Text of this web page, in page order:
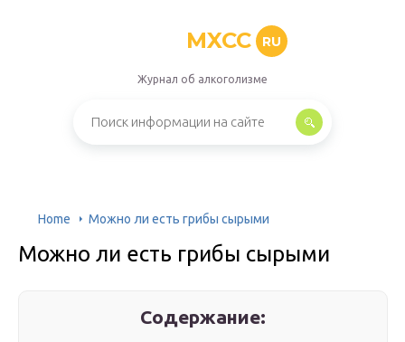
MXCC RU
Журнал об алкоголизме
Home Можно ли есть грибы сырыми
Можно ли есть грибы сырыми
Содержание: